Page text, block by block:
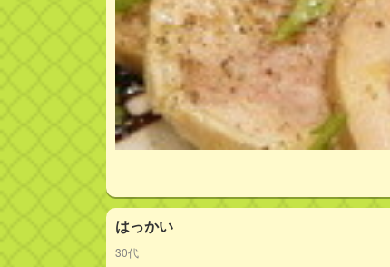
はっかい
30代